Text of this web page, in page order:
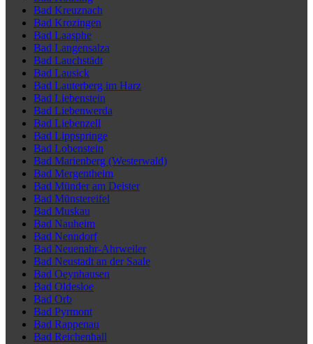
Bad Kreuznach
Bad Krozingen
Bad Laasphe
Bad Langensalza
Bad Lauchstädt
Bad Lausick
Bad Lauterberg im Harz
Bad Liebenstein
Bad Liebenwerda
Bad Liebenzell
Bad Lippspringe
Bad Lobenstein
Bad Marienberg (Westerwald)
Bad Mergentheim
Bad Münder am Deister
Bad Münstereifel
Bad Muskau
Bad Nauheim
Bad Nenndorf
Bad Neuenahr-Ahrweiler
Bad Neustadt an der Saale
Bad Oeynhausen
Bad Oldesloe
Bad Orb
Bad Pyrmont
Bad Rappenau
Bad Reichenhall